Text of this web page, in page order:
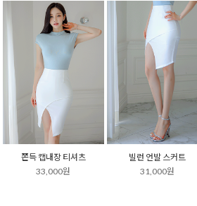
쫀득 캡내장 티셔츠
33,000원
빌런 언발 스커트
31,000원